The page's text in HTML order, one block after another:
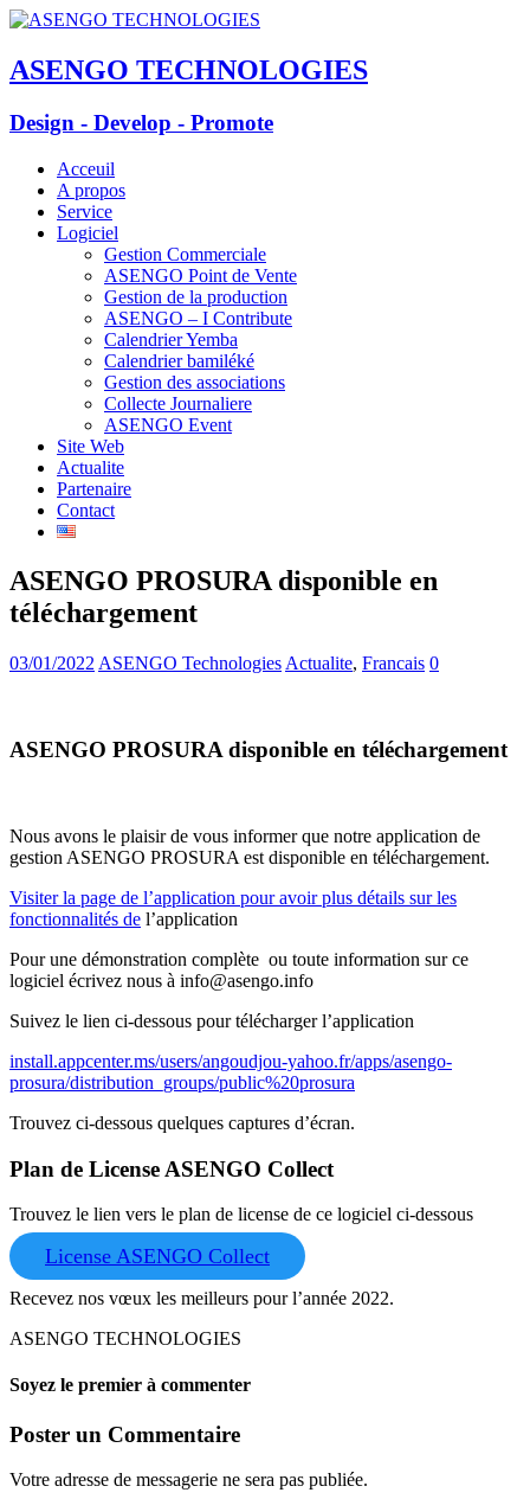
ASENGO TECHNOLOGIES
Design - Develop - Promote
Acceuil
A propos
Service
Logiciel
Gestion Commerciale
ASENGO Point de Vente
Gestion de la production
ASENGO – I Contribute
Calendrier Yemba
Calendrier bamiléké
Gestion des associations
Collecte Journaliere
ASENGO Event
Site Web
Actualite
Partenaire
Contact
ASENGO PROSURA disponible en
téléchargement
03/01/2022 ASENGO Technologies Actualite, Francais 0
ASENGO PROSURA disponible en téléchargement
Nous avons le plaisir de vous informer que notre application de
gestion ASENGO PROSURA est disponible en téléchargement.
Visiter la page de l’application pour avoir plus détails sur les
fonctionnalités de l’application
Pour une démonstration complète ou toute information sur ce
logiciel écrivez nous à info@asengo.info
Suivez le lien ci-dessous pour télécharger l’application
install.appcenter.ms/users/angoudjou-yahoo.fr/apps/asengo-
prosura/distribution_groups/public%20prosura
Trouvez ci-dessous quelques captures d’écran.
Plan de License ASENGO Collect
Trouvez le lien vers le plan de license de ce logiciel ci-dessous
License ASENGO Collect
Recevez nos vœux les meilleurs pour l’année 2022.
ASENGO TECHNOLOGIES
Soyez le premier à commenter
Poster un Commentaire
Votre adresse de messagerie ne sera pas publiée.